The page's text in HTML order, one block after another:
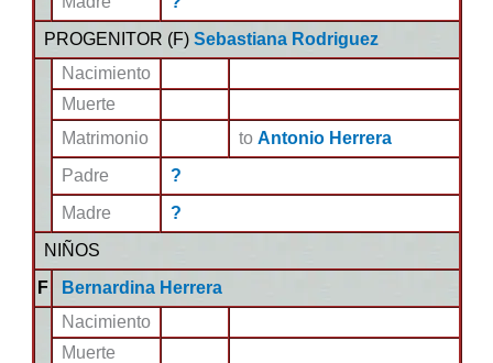
PROGENITOR (F) Sebastiana Rodriguez
Nacimiento
Muerte
Matrimonio
to Antonio Herrera
Padre
?
Madre
?
NIÑOS
F
Bernardina Herrera
Nacimiento
Muerte